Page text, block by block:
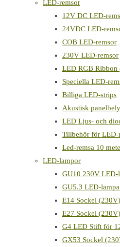
LED-remsor
12V DC LED-
24VDC LED-
COB LED-remsor
230V LED-remsor
LED RGB Ribbon
Speciella LED-
Billiga LED-strips
Akustisk
LED Ljus- och
Tillbehör för LED-
Led-remsa 10
LED-lampor
GU10 230V LED-
GU5.3 LED-
E14 Sockel (230V)
E27 Sockel
G4 LED Stift för
GX53 Sockel